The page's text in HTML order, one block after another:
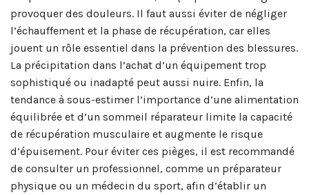
provoquer des douleurs. Il faut aussi éviter de négliger
l’échauffement et la phase de récupération, car elles
jouent un rôle essentiel dans la prévention des blessures.
La précipitation dans l’achat d’un équipement trop
sophistiqué ou inadapté peut aussi nuire. Enfin, la
tendance à sous-estimer l’importance d’une alimentation
équilibrée et d’un sommeil réparateur limite la capacité
de récupération musculaire et augmente le risque
d’épuisement. Pour éviter ces pièges, il est recommandé
de consulter un professionnel, comme un préparateur
physique ou un médecin du sport, afin d’établir un